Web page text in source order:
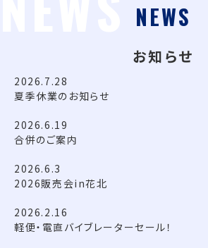
NEWS
お知らせ
2026.7.28
夏季休業のお知らせ
2026.6.19
合併のご案内
2026.6.3
2026販売会in花北
2026.2.16
軽便・電直バイブレーターセール！